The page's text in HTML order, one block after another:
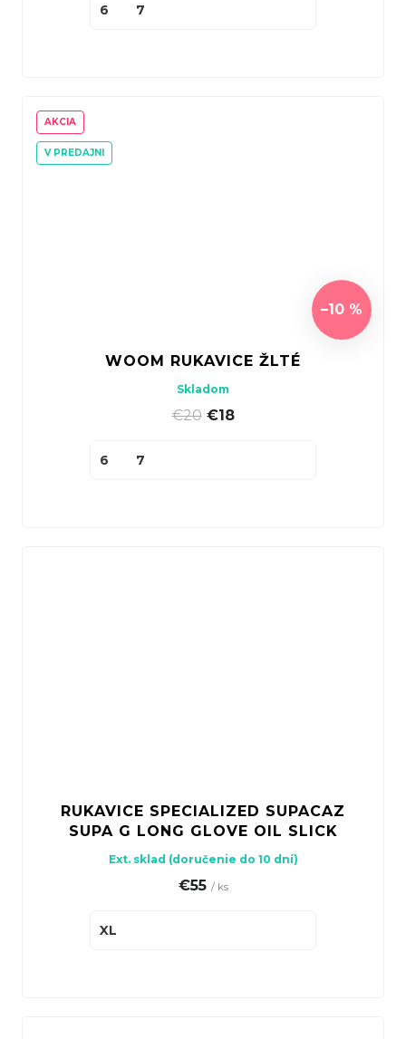
6 7
AKCIA
V PREDAJNI
–10 %
WOOM RUKAVICE ŽLTÉ
Skladom
€20| €18
6 7
RUKAVICE SPECIALIZED SUPACAZ
SUPA G LONG GLOVE OIL SLICK
Ext. sklad (doručenie do 10 dní)
€55 / ks
XL